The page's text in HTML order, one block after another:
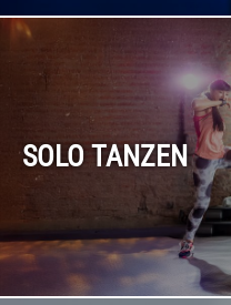
SOLO TANZEN